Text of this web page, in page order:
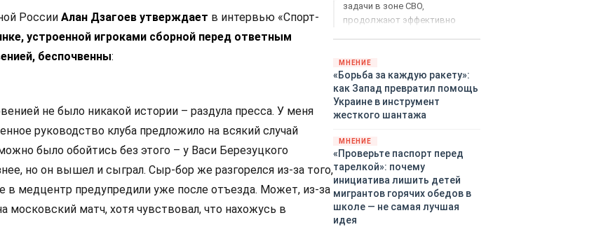
России Алан Дзагоев утверждает в интервью «Спорт-
устроенной игроками сборной перед ответным
беспочвенны:
не было никакой истории – раздула пресса. У меня
руководство клуба предложило на всякий случай
было обойтись без этого – у Васи Березуцкого
но он вышел и сыграл. Сыр-бор же разгорелся из-за того,
в медцентр предупредили уже после отъезда. Может, из-за
московский матч, хотя чувствовал, что нахожусь в
задачи в зоне СВО,
продолжают эффективно
МНЕНИЕ
«Борьба за каждую ракету»:
как Запад превратил помощь
Украине в инструмент
жесткого шантажа
МНЕНИЕ
«Проверьте паспорт перед
тарелкой»: почему
инициатива лишить детей
мигрантов горячих обедов в
школе — не самая лучшая
идея